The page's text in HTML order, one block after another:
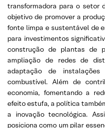
transformadora para o setor
objetivo de promover a
fonte limpa e sustentável de
para investimentos
construção de plantas de
ampliação de redes de
adaptação de
combustível. Além de
economia, fomentando a
efeito estufa, a política
a inovação tecnológica.
posiciona como um pilar